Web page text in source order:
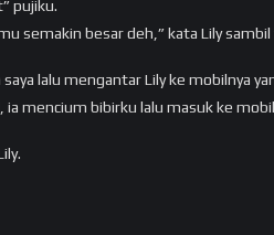
pujiku.
semakin besar deh,” kata Lily
lalu mengantar Lily ke mobilnya
mencium bibirku lalu masuk ke